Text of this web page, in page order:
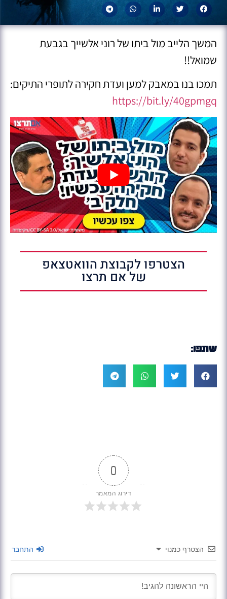
המשך הלייב מול ביתו של רוני אלשייך בגבעת
שמואל!!
תמכו בנו במאבק למען ועדת חקירה לתופרי התיקים:
https://bit.ly/40gpmgq
הצטרפו לקבוצת הוואטצאפ
של אם תרצו
שתפו:
0
דירוג המאמר
הצטרף כמנוי התחבר